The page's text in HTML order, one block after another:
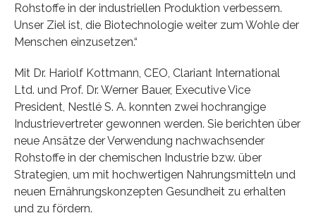
Rohstoffe in der industriellen Produktion verbessern.
Unser Ziel ist, die Biotechnologie weiter zum Wohle der
Menschen einzusetzen.“
Mit Dr. Hariolf Kottmann, CEO, Clariant International
Ltd. und Prof. Dr. Werner Bauer, Executive Vice
President, Nestlé S. A. konnten zwei hochrangige
Industrievertreter gewonnen werden. Sie berichten über
neue Ansätze der Verwendung nachwachsender
Rohstoffe in der chemischen Industrie bzw. über
Strategien, um mit hochwertigen Nahrungsmitteln und
neuen Ernährungskonzepten Gesundheit zu erhalten
und zu fördern.